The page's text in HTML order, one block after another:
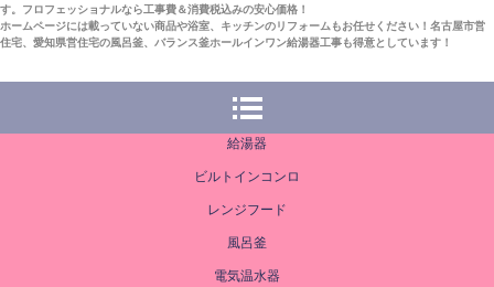
す。フロフェッショナルなら工事費＆消費税込みの安心価格！
ホームページには載っていない商品や浴室、キッチンのリフォームもお任せください！名古屋市営
住宅、愛知県営住宅の風呂釜、バランス釜ホールインワン給湯器工事も得意としています！
給湯器
ビルトインコンロ
レンジフード
風呂釜
電気温水器